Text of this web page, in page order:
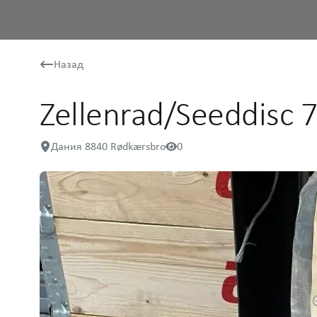
Назад
Zellenrad/Seeddisc
Дания 8840 Rødkærsbro 0